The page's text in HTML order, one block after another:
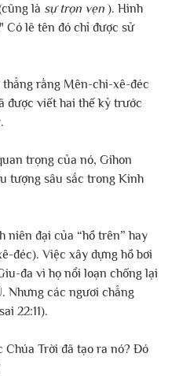
là sự trọn vẹn ). Hình
Có lẽ tên đó chỉ được sử
rằng Mên-chi-xê-đéc
được viết hai thế kỷ trước
trọng của nó, Gihon
tượng sâu sắc trong Kinh
niên đại của “hồ trên” hay
đéc). Việc xây dựng hồ bơi
đa vì họ nổi loạn chống lại
Nhưng các ngươi chẳng
22:11).
Chúa Trời đã tạo ra nó? Đó